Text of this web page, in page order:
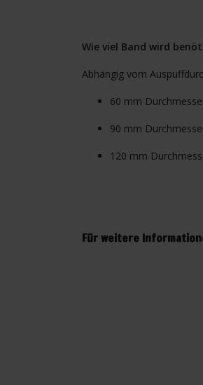
Wie viel Band wird
Abhängig vom
60 mm
90 mm
120 mm
Für weitere